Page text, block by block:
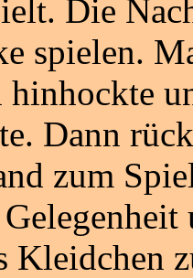
Die
spielen.
Dann
zum
Kleidchen